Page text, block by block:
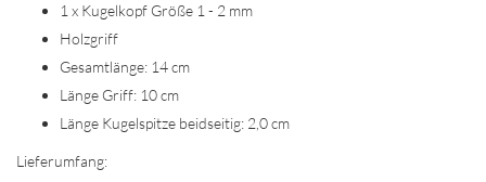
1 x Kugelkopf Größe 1 - 2 mm
Holzgriff
Gesamtlänge: 14 cm
Länge Griff: 10 cm
Länge Kugelspitze beidseitig: 2,0 cm
Lieferumfang: